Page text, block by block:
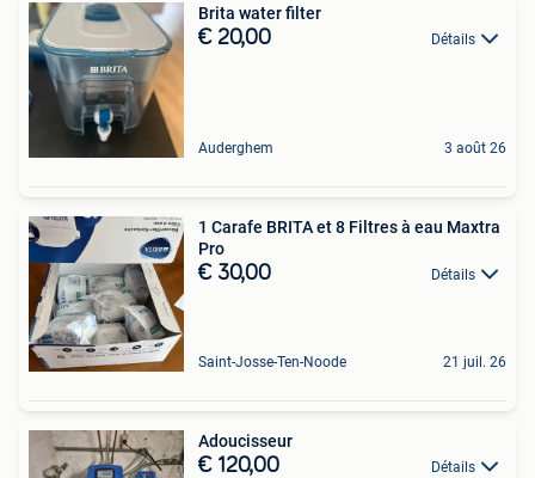
Brita water filter
€ 20,00 Détails
Auderghem 3 août 26
1 Carafe BRITA et 8 Filtres à eau Maxtra
Pro
€ 30,00 Détails
Saint-Josse-Ten-Noode 21 juil. 26
Adoucisseur
€ 120,00 Détails